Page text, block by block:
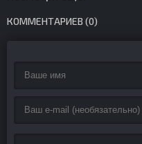
КОММЕНТАРИЕВ (0)